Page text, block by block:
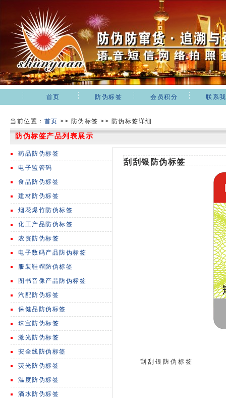
首页 防伪标签 会员积分 联系
当前位置： 首页 >> 防伪标签 >> 防伪标签详细
防伪标签产品列表展示
药品防伪标签
电子监管码
食品防伪标签
建材防伪标签
烟花爆竹防伪标签
化工产品防伪标签
农资防伪标签
电子数码产品防伪标签
服装鞋帽防伪标签
图书音像产品防伪标签
汽配防伪标签
保健品防伪标签
珠宝防伪标签
激光防伪标签
安全线防伪标签
荧光防伪标签
温度防伪标签
滴水防伪标签
刮刮银防伪标签
刮刮银防伪标签